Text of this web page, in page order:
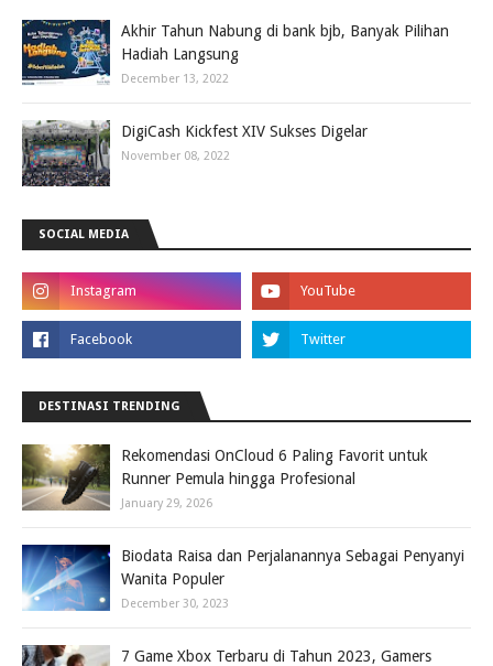
Akhir Tahun Nabung di bank bjb, Banyak Pilihan
Hadiah Langsung
December 13, 2022
DigiCash Kickfest XIV Sukses Digelar
November 08, 2022
SOCIAL MEDIA
DESTINASI TRENDING
Rekomendasi OnCloud 6 Paling Favorit untuk
Runner Pemula hingga Profesional
January 29, 2026
Biodata Raisa dan Perjalanannya Sebagai Penyanyi
Wanita Populer
December 30, 2023
7 Game Xbox Terbaru di Tahun 2023, Gamers